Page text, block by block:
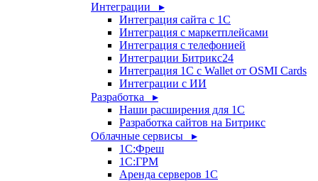
Интеграции ▸
Интеграция сайта с 1С
Интеграция с маркетплейсами
Интеграция с телефонией
Интеграции Битрикс24
Интеграция 1С с Wallet от OSMI Cards
Интеграции с ИИ
Разработка ▸
Наши расширения для 1С
Разработка сайтов на Битрикс
Облачные сервисы ▸
1С:Фреш
1С:ГРМ
Аренда серверов 1С